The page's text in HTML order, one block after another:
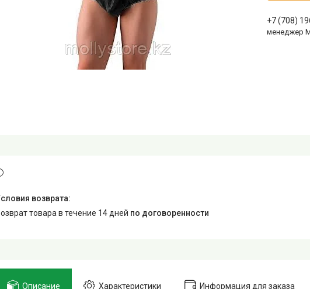
+7 (708)
менеджер
возврат товара в течение 14 дней по договоренности
Описание Характеристики Информация для заказа